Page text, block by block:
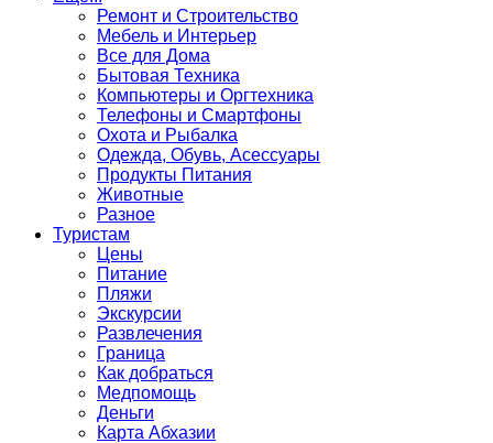
Ремонт и Строительство
Мебель и Интерьер
Все для Дома
Бытовая Техника
Компьютеры и Оргтехника
Телефоны и Смартфоны
Охота и Рыбалка
Одежда, Обувь, Асессуары
Продукты Питания
Животные
Разное
Туристам
Цены
Питание
Пляжи
Экскурсии
Развлечения
Граница
Как добраться
Медпомощь
Деньги
Карта Абхазии